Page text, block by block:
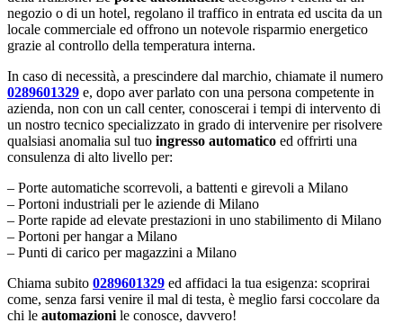
negozio o di un hotel, regolano il traffico in entrata ed uscita da un
locale commerciale ed offrono un notevole risparmio energetico
grazie al controllo della temperatura interna.
In caso di necessità, a prescindere dal marchio, chiamate il numero
0289601329 e, dopo aver parlato con una persona competente in
azienda, non con un call center, conoscerai i tempi di intervento di
un nostro tecnico specializzato in grado di intervenire per risolvere
qualsiasi anomalia sul tuo ingresso automatico ed offrirti una
consulenza di alto livello per:
– Porte automatiche scorrevoli, a battenti e girevoli a Milano
– Portoni industriali per le aziende di Milano
– Porte rapide ad elevate prestazioni in uno stabilimento di Milano
– Portoni per hangar a Milano
– Punti di carico per magazzini a Milano
Chiama subito 0289601329 ed affidaci la tua esigenza: scoprirai
come, senza farsi venire il mal di testa, è meglio farsi coccolare da
chi le automazioni le conosce, davvero!